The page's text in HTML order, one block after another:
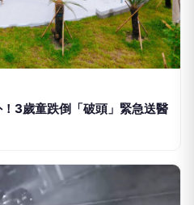
3歲童跌倒「破頭」緊急送醫